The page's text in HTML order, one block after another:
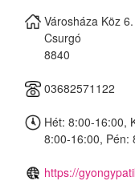
Városháza Köz 6.
Csurgó
8840
03682571122
Hét: 8:00-16:00,
8:00-16:00, Pén:
https://